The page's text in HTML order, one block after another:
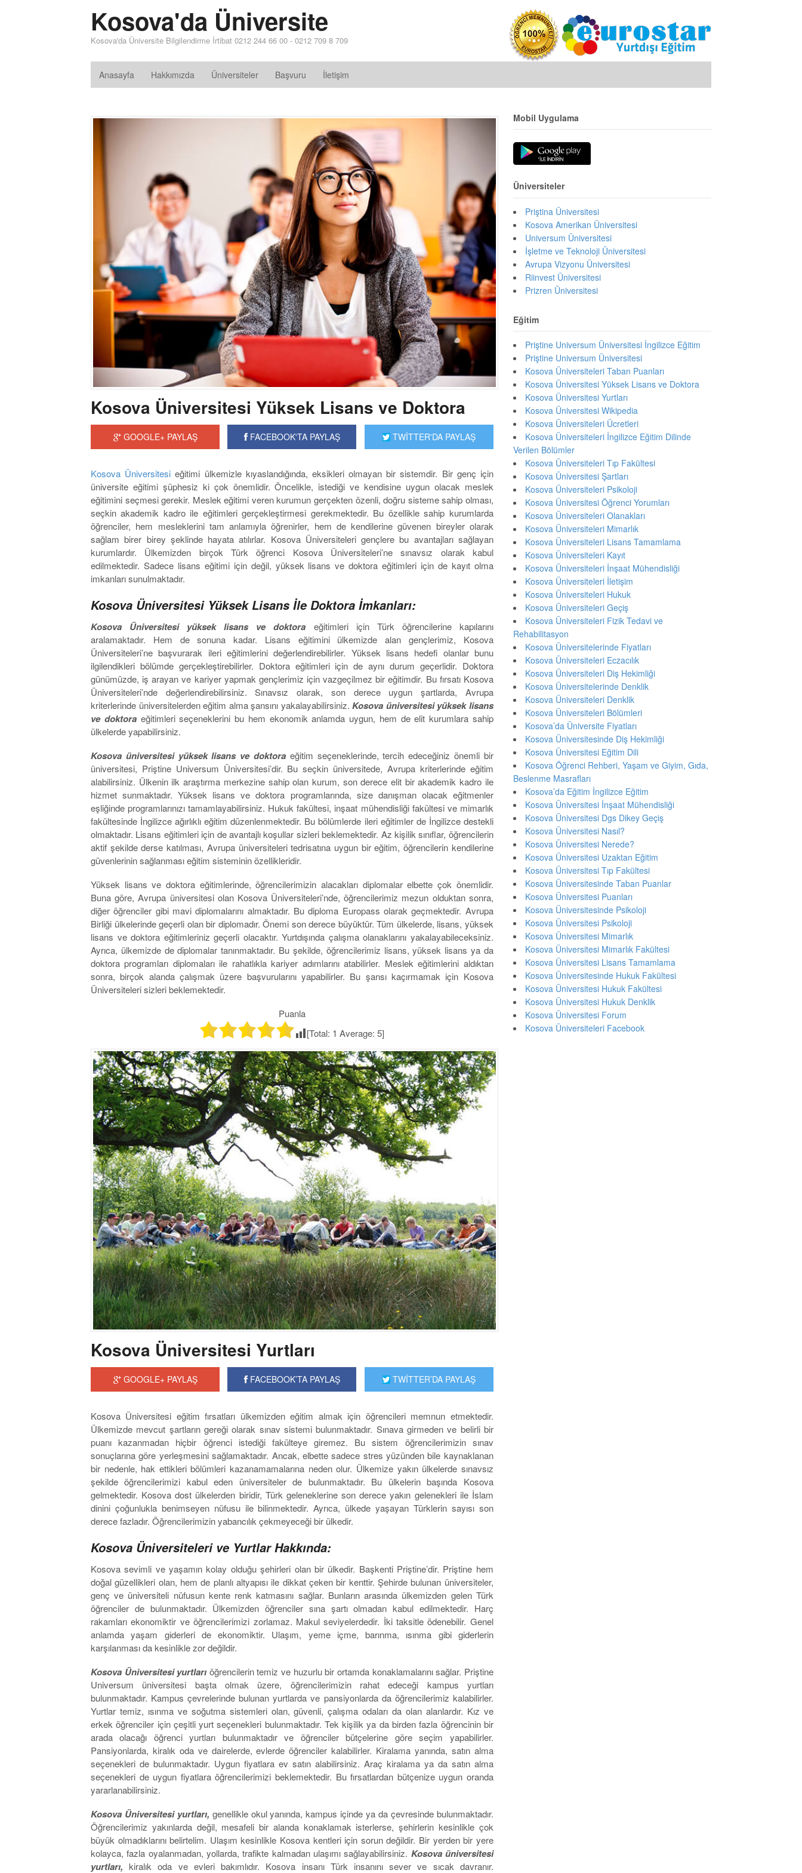
Kosova'da Üniversite
Kosova'da Üniversite Bilgilendirme İrtibat 0212 244 66 00 - 0212 709 8 709
Anasayfa Hakkımızda Üniversiteler Başvuru İletişim
Kosova Üniversitesi Yüksek Lisans ve Doktora
GOOGLE+ PAYLAŞ FACEBOOK'TA PAYLAŞ TWİTTER'DA PAYLAŞ
Kosova Üniversitesi eğitimi ülkemizle kıyaslandığında, eksikleri olmayan bir sistemdir. Bir genç için
üniversite eğitimi şüphesiz ki çok önemlidir. Öncelikle, istediği ve kendisine uygun olacak meslek
eğitimini seçmesi gerekir. Meslek eğitimi veren kurumun gerçekten özenli, doğru sisteme sahip olması,
seçkin akademik kadro ile eğitimleri gerçekleştirmesi gerekmektedir. Bu özellikle sahip kurumlarda
öğrenciler, hem mesleklerini tam anlamıyla öğrenirler, hem de kendilerine güvenen bireyler olarak
sağlam birer birey şeklinde hayata atılırlar. Kosova Üniversiteleri gençlere bu avantajları sağlayan
kurumlardır. Ülkemizden birçok Türk öğrenci Kosova Üniversiteleri’ne sınavsız olarak kabul
edilmektedir. Sadece lisans eğitimi için değil, yüksek lisans ve doktora eğitimleri için de kayıt olma
imkanları sunulmaktadır.
Kosova Üniversitesi Yüksek Lisans İle Doktora İmkanları:
Kosova Üniversitesi yüksek lisans ve doktora eğitimleri için Türk öğrencilerine kapılarını
aralamaktadır. Hem de sonuna kadar. Lisans eğitimini ülkemizde alan gençlerimiz, Kosova
Üniversiteleri’ne başvurarak ileri eğitimlerini değerlendirebilirler. Yüksek lisans hedefi olanlar bunu
ilgilendikleri bölümde gerçekleştirebilirler. Doktora eğitimleri için de aynı durum geçerlidir. Doktora
günümüzde, iş arayan ve kariyer yapmak gençlerimiz için vazgeçilmez bir eğitimdir. Bu fırsatı Kosova
Üniversiteleri’nde değerlendirebilirsiniz. Sınavsız olarak, son derece uygun şartlarda, Avrupa
kriterlerinde üniversitelerden eğitim alma şansını yakalayabilirsiniz.Kosova üniversitesi yüksek lisans
ve doktoraeğitimleri seçeneklerini bu hem ekonomik anlamda uygun, hem de elit kurumlara sahip
ülkelerde yapabilirsiniz.
Kosova üniversitesi yüksek lisans ve doktora eğitim seçeneklerinde, tercih edeceğiniz önemli bir
üniversitesi, Priştine Universum Üniversitesi’dir. Bu seçkin üniversitede, Avrupa kriterlerinde eğitim
alabilirsiniz. Ülkenin ilk araştırma merkezine sahip olan kurum, son derece elit bir akademik kadro ile
hizmet sunmaktadır. Yüksek lisans ve doktora programlarında, size danışman olacak eğitmenler
eşliğinde programlarınızı tamamlayabilirsiniz. Hukuk fakültesi, inşaat mühendisliği fakültesi ve mimarlık
fakültesinde İngilizce ağırlıklı eğitim düzenlenmektedir. Bu bölümlerde ileri eğitimler de İngilizce destekli
olmaktadır. Lisans eğitimleri için de avantajlı koşullar sizleri beklemektedir. Az kişilik sınıflar, öğrencilerin
aktif şekilde derse katılması, Avrupa üniversiteleri tedrisatına uygun bir eğitim, öğrencilerin kendilerine
güvenlerinin sağlanması eğitim sisteminin özellikleridir.
Yüksek lisans ve doktora eğitimlerinde, öğrencilerimizin alacakları diplomalar elbette çok önemlidir.
Buna göre, Avrupa üniversitesi olan Kosova Üniversiteleri’nde, öğrencilerimiz mezun olduktan sonra,
diğer öğrenciler gibi mavi diplomalarını almaktadır. Bu diploma Europass olarak geçmektedir. Avrupa
Birliği ülkelerinde geçerli olan bir diplomadır. Önemi son derece büyüktür. Tüm ülkelerde, lisans, yüksek
lisans ve doktora eğitimleriniz geçerli olacaktır. Yurtdışında çalışma olanaklarını yakalayabileceksiniz.
Ayrıca, ülkemizde de diplomalar tanınmaktadır. Bu şekilde, öğrencilerimiz lisans, yüksek lisans ya da
doktora programları diplomaları ile rahatlıkla kariyer adımlarını atabilirler. Meslek eğitimlerini aldıktan
sonra, birçok alanda çalışmak üzere başvurularını yapabilirler. Bu şansı kaçırmamak için Kosova
Üniversiteleri sizleri beklemektedir.
Puanla
[Total: 1 Average:5]
Kosova Üniversitesi Yurtları
GOOGLE+ PAYLAŞ FACEBOOK’TA PAYLAŞ TWİTTER’DA PAYLAŞ
Kosova Üniversitesi eğitim fırsatları ülkemizden eğitim almak için öğrencileri memnun etmektedir.
Ülkemizde mevcut şartların gereği olarak sınav sistemi bulunmaktadır. Sınava girmeden ve belirli bir
puanı kazanmadan hiçbir öğrenci istediği fakülteye giremez. Bu sistem öğrencilerimizin sınav
sonuçlarına göre yerleşmesini sağlamaktadır. Ancak, elbette sadece stres yüzünden bile kaynaklanan
bir nedenle, hak ettikleri bölümleri kazanamamalarına neden olur. Ülkemize yakın ülkelerde sınavsız
şekilde öğrencilerimizi kabul eden üniversiteler de bulunmaktadır. Bu ülkelerin başında Kosova
gelmektedir. Kosova dost ülkelerden biridir, Türk geleneklerine son derece yakın gelenekleri ile İslam
dinini çoğunlukla benimseyen nüfusu ile bilinmektedir. Ayrıca, ülkede yaşayan Türklerin sayısı son
derece fazladır. Öğrencilerimizin yabancılık çekmeyeceği bir ülkedir.
Kosova Üniversiteleri ve Yurtlar Hakkında:
Kosova sevimli ve yaşamın kolay olduğu şehirleri olan bir ülkedir. Başkenti Priştine’dir. Priştine hem
doğal güzellikleri olan, hem de planlı altyapısı ile dikkat çeken bir kenttir. Şehirde bulunan üniversiteler,
genç ve üniversiteli nüfusun kente renk katmasını sağlar. Bunların arasında ülkemizden gelen Türk
öğrenciler de bulunmaktadır. Ülkemizden öğrenciler sına şartı olmadan kabul edilmektedir. Harç
rakamları ekonomiktir ve öğrencilerimizi zorlamaz. Makul seviyelerdedir. İki taksitle ödenebilir. Genel
anlamda yaşam giderleri de ekonomiktir. Ulaşım, yeme içme, barınma, ısınma gibi giderlerin
karşılanması da kesinlikle zor değildir.
Kosova Üniversitesi yurtları öğrencilerin temiz ve huzurlu bir ortamda konaklamalarını sağlar. Priştine
Universum üniversitesi başta olmak üzere, öğrencilerimizin rahat edeceği kampus yurtları
bulunmaktadır. Kampus çevrelerinde bulunan yurtlarda ve pansiyonlarda da öğrencilerimiz kalabilirler.
Yurtlar temiz, ısınma ve soğutma sistemleri olan, güvenli, çalışma odaları da olan alanlardır. Kız ve
erkek öğrenciler için çeşitli yurt seçenekleri bulunmaktadır. Tek kişilik ya da birden fazla öğrencinin bir
arada olacağı öğrenci yurtları bulunmaktadır ve öğrenciler bütçelerine göre seçim yapabilirler.
Pansiyonlarda, kiralık oda ve dairelerde, evlerde öğrenciler kalabilirler. Kiralama yanında, satın alma
seçenekleri de bulunmaktadır. Uygun fiyatlara ev satın alabilirsiniz. Araç kiralama ya da satın alma
seçenekleri de uygun fiyatlara öğrencilerimizi beklemektedir. Bu fırsatlardan bütçenize uygun oranda
yararlanabilirsiniz.
Kosova Üniversitesi yurtları, genellikle okul yanında, kampus içinde ya da çevresinde bulunmaktadır.
Öğrencilerimiz yakınlarda değil, mesafeli bir alanda konaklamak isterlerse, şehirlerin kesinlikle çok
büyük olmadıklarını belirtelim. Ulaşım kesinlikle Kosova kentleri için sorun değildir. Bir yerden bir yere
kolayca, fazla oyalanmadan, yollarda, trafikte kalmadan ulaşımı sağlayabilirsiniz. Kosova üniversitesi
yurtları, kiralık oda ve evleri bakımlıdır. Kosova insanı Türk insanını sever ve sıcak davranır.
Mobil Uygulama
Üniversiteler
Priştina Üniversitesi
Kosova Amerikan Üniversitesi
Universum Üniversitesi
İşletme ve Teknoloji Üniversitesi
Avrupa Vizyonu Üniversitesi
Riinvest Üniversitesi
Prizren Üniversitesi
Eğitim
Priştine Universum Üniversitesi İngilizce Eğitim
Priştine Universum Üniversitesi
Kosova Üniversiteleri Taban Puanları
Kosova Üniversitesi Yüksek Lisans ve Doktora
Kosova Üniversitesi Yurtları
Kosova Üniversitesi Wikipedia
Kosova Üniversiteleri Ücretleri
Kosova Üniversiteleri İngilizce Eğitim Dilinde
Verilen Bölümler
Kosova Üniversiteleri Tıp Fakültesi
Kosova Üniversitesi Şartları
Kosova Üniversiteleri Psikoloji
Kosova Üniversitesi Öğrenci Yorumları
Kosova Üniversiteleri Olanakları
Kosova Üniversiteleri Mimarlık
Kosova Üniversiteleri Lisans Tamamlama
Kosova Üniversiteleri Kayıt
Kosova Üniversiteleri İnşaat Mühendisliği
Kosova Üniversiteleri İletişim
Kosova Üniversiteleri Hukuk
Kosova Üniversiteleri Geçiş
Kosova Üniversiteleri Fizik Tedavi ve
Rehabilitasyon
Kosova Üniversitelerinde Fiyatları
Kosova Üniversiteleri Eczacılık
Kosova Üniversiteleri Diş Hekimliği
Kosova Üniversitelerinde Denklik
Kosova Üniversiteleri Denklik
Kosova Üniversiteleri Bölümleri
Kosova’da Üniversite Fiyatları
Kosova Üniversitesinde Diş Hekimliği
Kosova Üniversitesi Eğitim Dili
Kosova Öğrenci Rehberi, Yaşam ve Giyim, Gıda,
Beslenme Masrafları
Kosova’da Eğitim İngilizce Eğitim
Kosova Üniversitesi İnşaat Mühendisliği
Kosova Üniversitesi Dgs Dikey Geçiş
Kosova Üniversitesi Nasıl?
Kosova Üniversitesi Nerede?
Kosova Üniversitesi Uzaktan Eğitim
Kosova Üniversitesi Tıp Fakültesi
Kosova Üniversitesinde Taban Puanlar
Kosova Üniversitesi Puanları
Kosova Üniversitesinde Psikoloji
Kosova Üniversitesi Psikoloji
Kosova Üniversitesi Mimarlık
Kosova Üniversitesi Mimarlık Fakültesi
Kosova Üniversitesi Lisans Tamamlama
Kosova Üniversitesinde Hukuk Fakültesi
Kosova Üniversitesi Hukuk Fakültesi
Kosova Üniversitesi Hukuk Denklik
Kosova Üniversitesi Forum
Kosova Üniversiteleri Facebook